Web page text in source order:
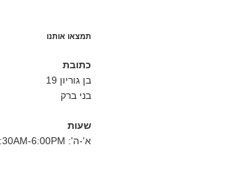
תמצאו אותנו
כתובת
בן גוריון 19
בני ברק
שעות
א'-ה': 8:30AM-6:00PM